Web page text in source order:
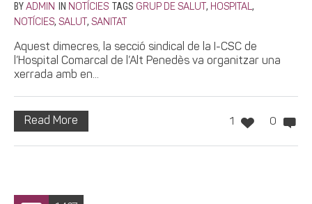
BY ADMIN IN NOTÍCIES TAGS GRUP DE SALUT , HOSPITAL,
NOTÍCIES, SALUT , SANITAT
Aquest dimecres, la secció sindical de la I-CSC de
l’Hospital Comarcal de l’Alt Penedès va organitzar una
xerrada amb en...
1 0
Read More